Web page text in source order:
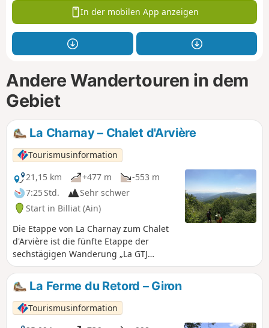
In der mobilen App anzeigen
Andere Wandertouren in dem
Gebiet
La Charnay – Chalet d'Arvière
Tourismusinformation
21,15 km
+477 m
-553 m
7:25 Std.
Sehr schwer
Start in Billiat (Ain)
Die Etappe von La Charnay zum Chalet
d'Arvière ist die fünfte Etappe der
sechstägigen Wanderung „La GTJ
depuis Mijoux“. Der GR®9 führt über
Mijoux in das Departement Ain, bevor er
den spektakulären Bergkämmen des
Monts-Jura folgt und dabei den Crêt de
la Neige, den höchsten Punkt des
La Ferme du Retord – Giron
Tourismusinformation